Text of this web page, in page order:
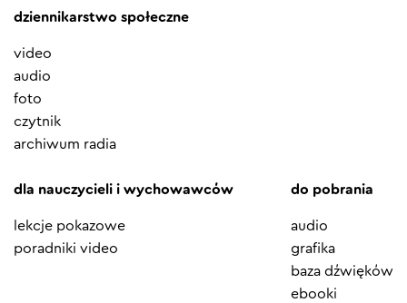
dziennikarstwo społeczne
video
audio
foto
czytnik
archiwum radia
dla nauczycieli i wychowawców
lekcje pokazowe
poradniki video
do pobrania
audio
grafika
baza dźwięków
ebooki